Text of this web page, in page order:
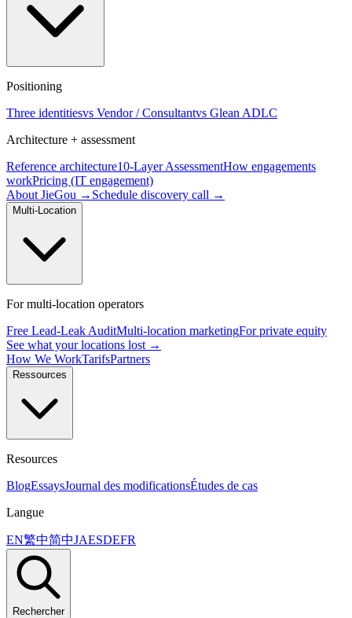
Positioning
Three identitiesvs Vendor / Consultantvs Glean ADLC
Architecture + assessment
Reference architecture10-Layer AssessmentHow engagements
workPricing (IT engagement)
About JieGou → Schedule discovery call →
Multi-Location
For multi-location operators
Free Lead-Leak AuditMulti-location marketingFor private equity
See what your locations lost →
How We WorkTarifsPartners
Ressources
Resources
BlogEssaysJournal des modificationsÉtudes de cas
Langue
EN繁中简中JAESDEFR
Rechercher